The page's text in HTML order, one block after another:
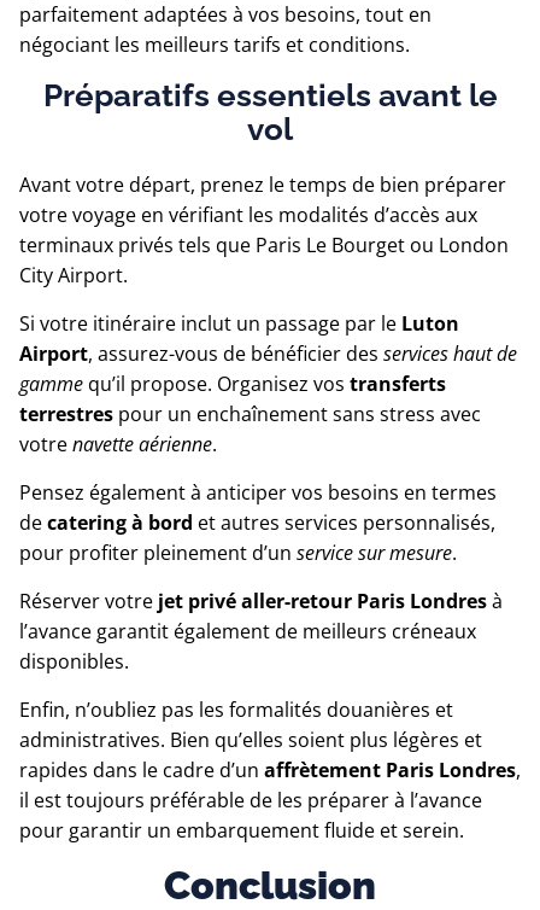
parfaitement adaptées à vos besoins, tout en
négociant les meilleurs tarifs et conditions.
Préparatifs essentiels avant le
vol
Avant votre départ, prenez le temps de bien préparer
votre voyage en vérifiant les modalités d’accès aux
terminaux privés tels que Paris Le Bourget ou London
City Airport.
Si votre itinéraire inclut un passage par le Luton
Airport, assurez-vous de bénéficier des services haut de
gamme qu’il propose. Organisez vos transferts
terrestres pour un enchaînement sans stress avec
votrenavette aérienne.
Pensez également à anticiper vos besoins en termes
decatering à bord et autres services personnalisés,
pour profiter pleinement d’un service sur mesure.
Réserver votre jet privé aller-retour Paris Londresà
l’avance garantit également de meilleurs créneaux
disponibles.
Enfin, n’oubliez pas les formalités douanières et
administratives. Bien qu’elles soient plus légères et
rapides dans le cadre d’un affrètement Paris Londres,
il est toujours préférable de les préparer à l’avance
pour garantir un embarquement fluide et serein.
Conclusion